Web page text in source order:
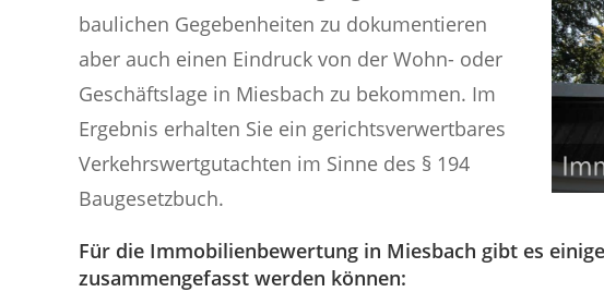
baulichen Gegebenheiten zu dokumentieren
aber auch einen Eindruck von der Wohn- oder
Geschäftslage in Miesbach zu bekommen. Im
Ergebnis erhalten Sie ein gerichtsverwertbares
Verkehrswertgutachten im Sinne des § 194
Baugesetzbuch.
Für die Immobilienbewertung in Miesbach gibt es
zusammengefasst werden können: